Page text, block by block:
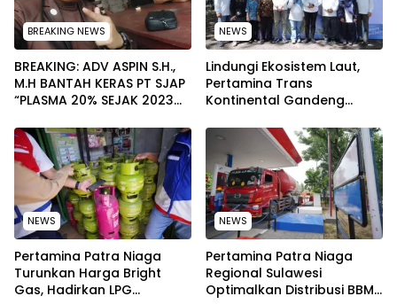
BREAKING NEWS
BREAKING: ADV ASPIN S.H.,
M.H BANTAH KERAS PT SJAP
“PLASMA 20% SEJAK 2023
WARGA WAWOONE!
NEWS
Lindungi Ekosistem Laut,
Pertamina Trans
Kontinental Gandeng
Kebersihan Pantai di
Bitung, Sulawesi
NEWS
Pertamina Patra Niaga
Turunkan Harga Bright
Gas, Hadirkan LPG
NEWS
Pertamina Patra Niaga
Regional Sulawesi
Optimalkan Distribusi BBM